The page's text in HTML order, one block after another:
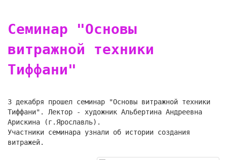
Семинар "Основы
витражной техники
Тиффани"
3 декабря прошел семинар "Основы витражной техники
Тиффани". Лектор - художник Альбертина Андреевна
Арискина (г.Ярославль).
Участники семинара узнали об истории создания
витражей.